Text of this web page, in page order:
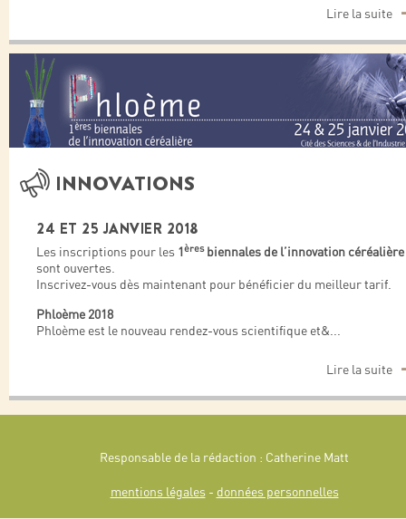
Lire la suite
INNOVATIONS
24 ET 25 JANVIER 2018
Les inscriptions pour les 1èresbiennales de l’innovation céréalière
sont ouvertes.
Inscrivez-vous dès maintenant pour bénéficier du meilleur tarif.
Phloème 2018
Phloème est le nouveau rendez-vous scientifique et&...
Lire la suite
Responsable de la rédaction : Catherine Matt
mentions légales - données personnelles